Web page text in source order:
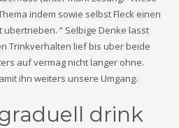
indem sowie selbst Fleck einen
” Selbige Denke lasst
Trinkverhalten lief bis uber beide
auf vermag nicht langer ohne.
ihn weiters unsere Umgang.
drink